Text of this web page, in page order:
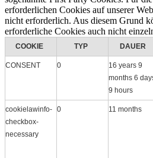
erforderlichen Cookies auf unserer
nicht erforderlich. Aus diesem Grund
erforderliche Cookies auch nicht
COOKIE TYP DAUER
CONSENT 0
16 years 9
months 6
9 hours
cookielawinfo-
checkbox-
necessary
0 11 months